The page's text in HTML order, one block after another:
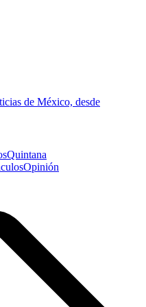
de México, desde
Quintana
Opinión